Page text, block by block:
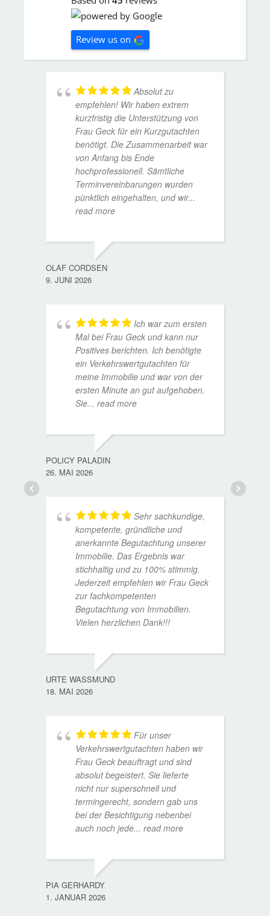
Review us on
Absolut zu
empfehlen! Wir haben extrem
kurzfristig die Unterstützung von
Frau Geck für ein Kurzgutachten
benötigt. Die Zusammenarbeit war
von Anfang bis Ende
hochprofessionell. Sämtliche
Terminvereinbarungen wurden
pünktlich eingehalten, und wir...
read more
OLAF CORDSEN
9. JUNI 2026
Ich war zum ersten
Mal bei Frau Geck und kann nur
Positives berichten. Ich benötigte
ein Verkehrswertgutachten für
meine Immobilie und war von der
ersten Minute an gut aufgehoben.
Sie... read more
POLICY PALADIN
26. MAI 2026
Sehr sachkundige,
kompetente, gründliche und
anerkannte Begutachtung unserer
Immobilie. Das Ergebnis war
stichhaltig und zu 100% stimmig.
Jederzeit empfehlen wir Frau Geck
zur fachkompetenten
Begutachtung von Immobilien.
Vielen herzlichen Dank!!!
URTE WASSMUND
18. MAI 2026
Für unser
Verkehrswertgutachten haben wir
Frau Geck beauftragt und sind
absolut begeistert. Sie lieferte
nicht nur superschnell und
termingerecht, sondern gab uns
bei der Besichtigung nebenbei
auch noch jede... read more
PIA GERHARDY
1. JANUAR 2026